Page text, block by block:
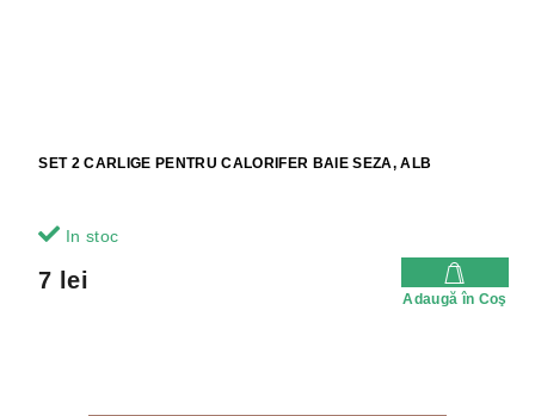
SET 2 CARLIGE PENTRU CALORIFER BAIE SEZA, ALB
In stoc
7 lei
Adaugă în Coş